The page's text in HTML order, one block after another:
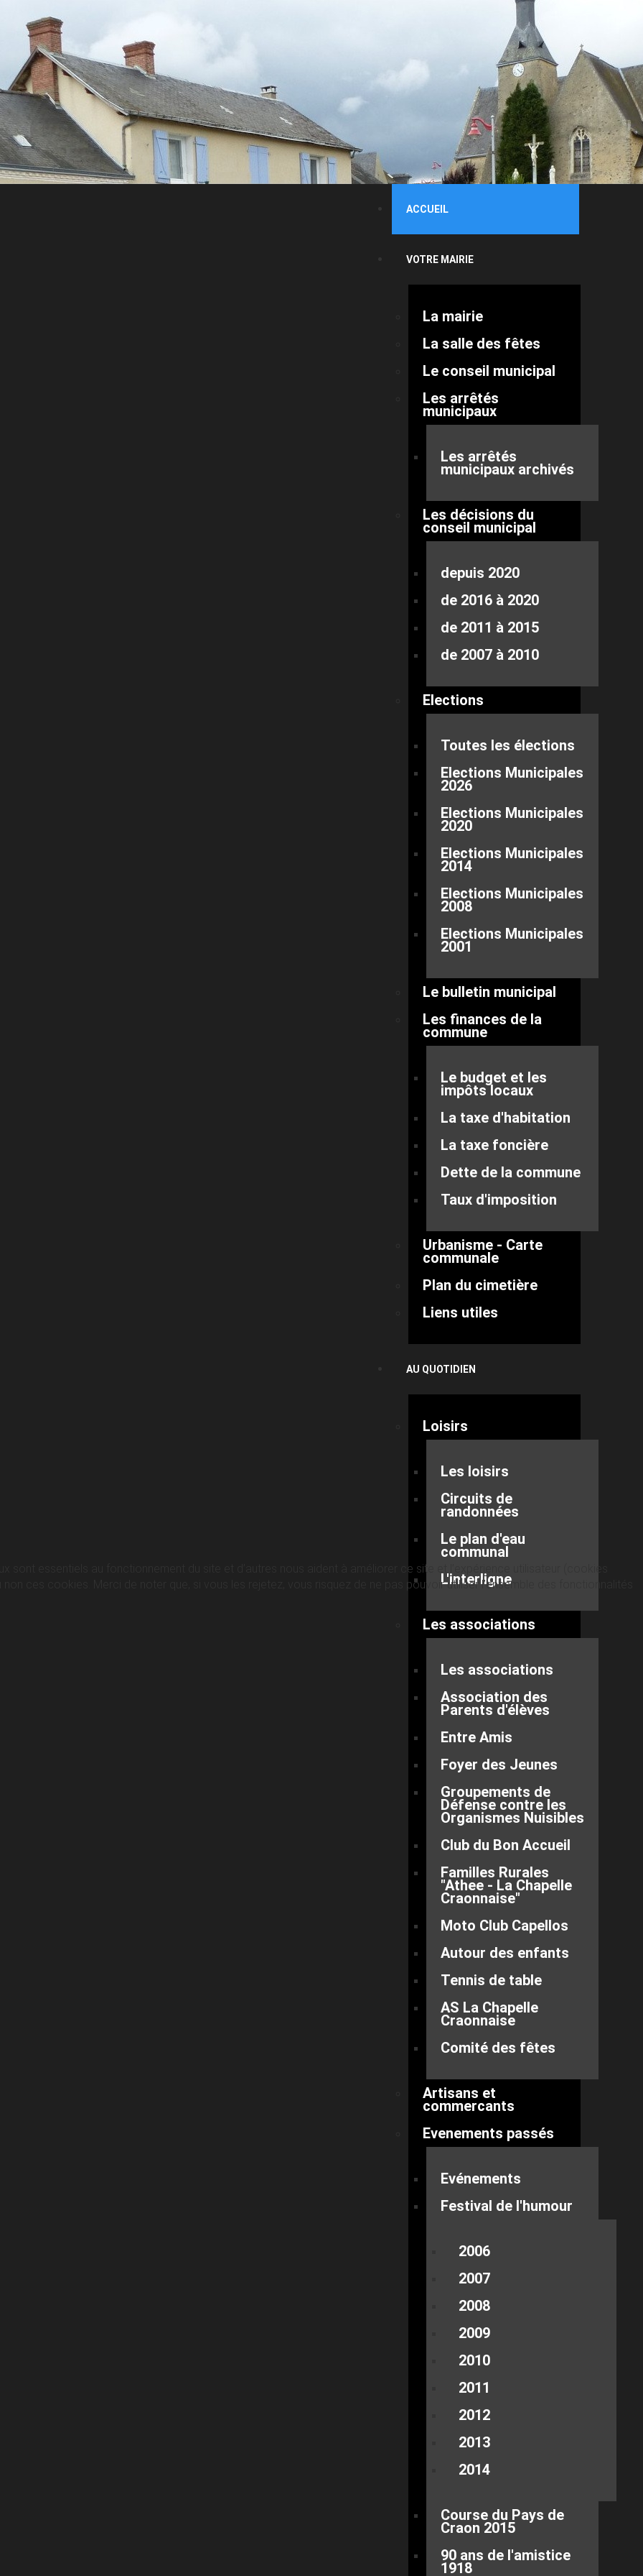
ACCUEIL
VOTRE MAIRIE
La mairie
La salle des fêtes
Le conseil municipal
Les arrêtés
municipaux
Les arrêtés
municipaux archivés
Les décisions du
conseil municipal
depuis 2020
de 2016 à 2020
de 2011 à 2015
de 2007 à 2010
Elections
Toutes les élections
Elections Municipales
2026
Elections Municipales
2020
Elections Municipales
2014
Elections Municipales
2008
Elections Municipales
2001
Le bulletin municipal
Les finances de la
commune
Le budget et les
impôts locaux
La taxe d'habitation
La taxe foncière
Dette de la commune
Taux d'imposition
Urbanisme - Carte
communale
Plan du cimetière
Liens utiles
AU QUOTIDIEN
Loisirs
Les loisirs
Circuits de
randonnées
Le plan d'eau
communal
L'interligne
Les associations
Les associations
Association des
Parents d'élèves
Entre Amis
Foyer des Jeunes
Groupements de
Défense contre les
Organismes Nuisibles
Club du Bon Accueil
Familles Rurales
"Athee - La Chapelle
Craonnaise"
Moto Club Capellos
Autour des enfants
Tennis de table
AS La Chapelle
Craonnaise
Comité des fêtes
Artisans et
commercants
Evenements passés
Evénements
Festival de l'humour
2006
2007
2008
2009
2010
2011
2012
2013
2014
Course du Pays de
Craon 2015
90 ans de l'amistice
1918
sont essentiels au fonctionnement du site et d’autres nous aident à améliorer ce site et l’expérience utilisateur (cookies
ces cookies. Merci de noter que, si vous les rejetez, vous risquez de ne pas pouvoir utiliser l’ensemble des fonctionnalités